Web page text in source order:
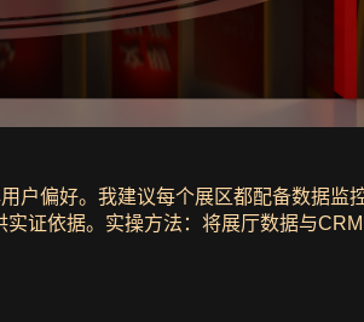
户偏好。我建议每个展区都配备数据监
证依据。实操方法：将展厅数据与